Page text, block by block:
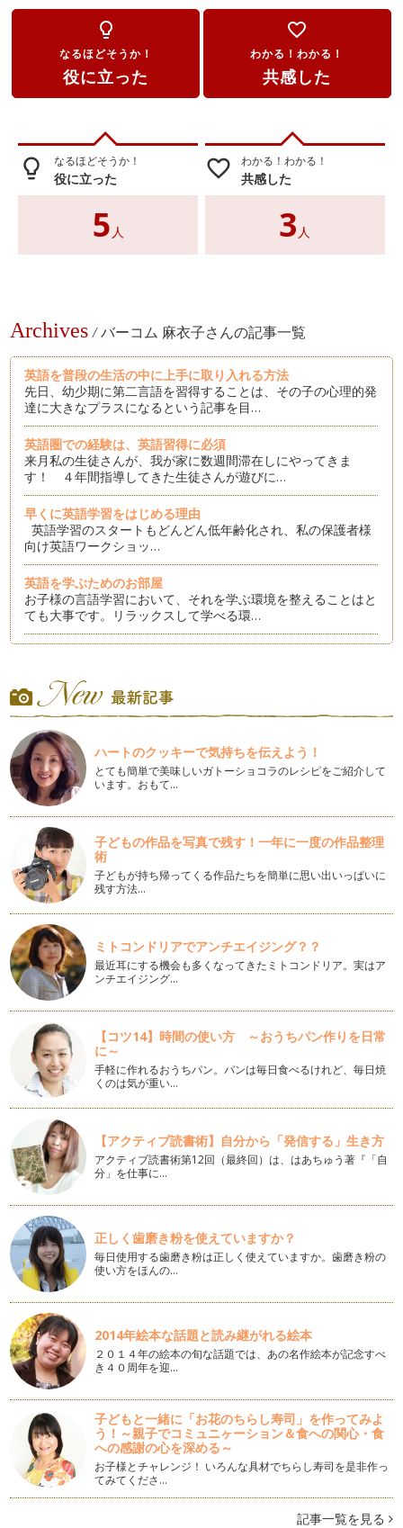
lightbulb_outline
なるほどそうか！
役に立った
favorite_border
わかる！わかる！
共感した
lightbulb_outline なるほどそうか！
役に立った
5 人
favorite_border わかる！わかる！
共感した
3 人
Archives / バーコム 麻衣子さんの記事一覧
英語を普段の生活の中に上手に取り入れる方法
先日、幼少期に第二言語を習得することは、その子の心理的発
達に大きなプラスになるという記事を目…
英語圏での経験は、英語習得に必須
来月私の生徒さんが、我が家に数週間滞在しにやってきま
す！ ４年間指導してきた生徒さんが遊びに…
早くに英語学習をはじめる理由
英語学習のスタートもどんどん低年齢化され、私の保護者様
向け英語ワークショッ…
英語を学ぶためのお部屋
お子様の言語学習において、それを学ぶ環境を整えることはと
ても大事です。リラックスして学べる環…
ィンがありますね。ハロウィンのイベン…
ホリデーシーズンを前に：文化学習のヒント
日本はまだ蒸し暑い日々が続いているのでしょうか？ 私の
住むニューヨーク州北…
パパとママだけで英語の指導は可能？
普段アメリカに住んでいる私ですが、今日本に帰省していま
す。帰省中、英語のワークショップを通し…
子どもの英語学習、子ども任せではダメ
「私も英語が堪能だったら、子どもにも沢山教えてあげられた
のに〜。」と呟くパパとママ。英語が苦…
英語のレッスン：プライベートVS. グループ
自分の英語教室をもっと良くしていくために、レッスンスタイ
ルについていろいろと考えていました。…
お家での英語学習法：単語ゲーム
「英語のお勉強をさせようと思っても、子どもが嫌がってやっ
てくれません。どうしたらいいでしょう…
リンガ・フランカとしての英語
「English as a Lingua Franca（リンガ・フランカとしての英
語）」とい…
英語を学ぶ理由
今回の記事が、連載２年目のはじめての記事になります。これ
からも『英語を学ぶ』をトピックに、い…
連載を通して英語学習を思う
明けましておめでとうございます。みなさん素敵なお正月を過
ごされましたか？アメリカでは日本のよ…
英単語、カタカナで読みをふるべき？
英単語の発音を学んだとき、みなさんは聞いた『音』をどのよ
うにメモしていますか？ 「あっ、こう…
英語学習コミュニティーづくり
私には１２月で１歳半になる娘が一人います。日本人の私とア
メリカ人の主人、娘には日本語も英語も…
絵本購入ヘルプガイド
前回の記事で、まずは簡単な絵の多い本からはじめ、その本の
内容に関連性のあるものを次の本として…
英語の絵本の選び方
英語を子どもたちに身近に感じて欲しい、お家でも英語の練習
ハートのクッキーで気持ちを伝えよう！
とても簡単で美味しいガトーショコラのレシピをご紹介して
います。おもて…
子どもの作品を写真で残す！一年に一度の作品整理
術
子どもが持ち帰ってくる作品たちを簡単に思い出いっぱいに
残す方法…
ミトコンドリアでアンチエイジング？？
最近耳にする機会も多くなってきたミトコンドリア。実はア
ンチエイジング…
【コツ14】時間の使い方 ～おうちパン作りを日常
に～
手軽に作れるおうちパン。パンは毎日食べるけれど、毎日焼
くのは気が重い…
【アクティブ読書術】自分から「発信する」生き方
アクティブ読書術第12回（最終回）は、はあちゅう著『「自
分」を仕事に…
正しく歯磨き粉を使えていますか？
毎日使用する歯磨き粉は正しく使えていますか。歯磨き粉の
使い方をほんの…
2014年絵本な話題と読み継がれる絵本
２０１４年の絵本の旬な話題では、あの名作絵本が記念すべ
き４０周年を迎…
子どもと一緒に「お花のちらし寿司」を作ってみよ
う！～親子でコミュニヶーション＆食への関心・食
への感謝の心を深める～
お子様とチャレンジ！ いろんな具材でちらし寿司を是非作っ
てみてくださ…
記事一覧を見る